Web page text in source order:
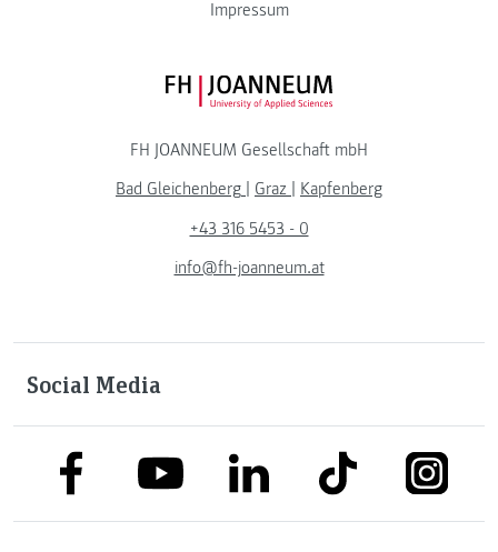
Impressum
FH JOANNEUM Logo
FH JOANNEUM Gesellschaft mbH
Bad Gleichenberg
Graz
Kapfenberg
+43 316 5453 - 0
info@fh-joanneum.at
Social Media
link to facebooklink to youtubelink to linkedinlink to tiktok